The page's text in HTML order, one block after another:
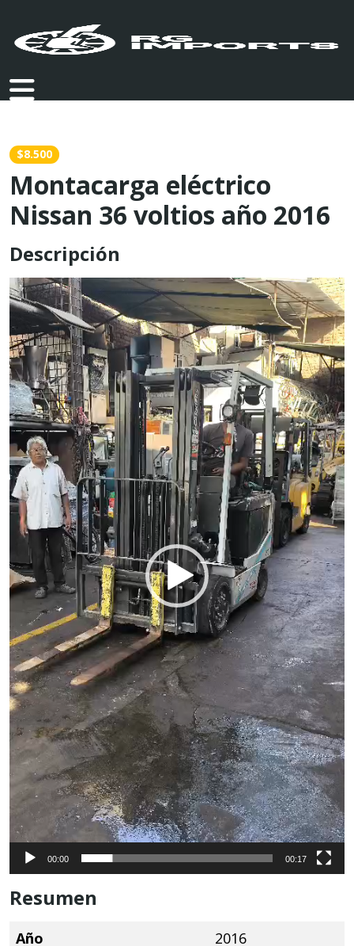
$8.500
Montacarga eléctrico
Nissan 36 voltios año 2016
Descripción
Reproductor
de
vídeo
00:00 00:17
Resumen
Año
2016